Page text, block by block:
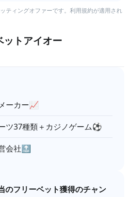
ティングオファーです。利用規約が適用され
ットアイオー
ーカー📈
ツ37種類＋カジノゲーム⚽
会社🔝
のフリーベット獲得のチャン